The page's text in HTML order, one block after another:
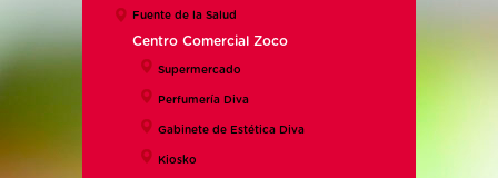
Fuente de la Salud
Centro Comercial Zoco
Supermercado
Perfumería Diva
Gabinete de Estética Diva
Kiosko